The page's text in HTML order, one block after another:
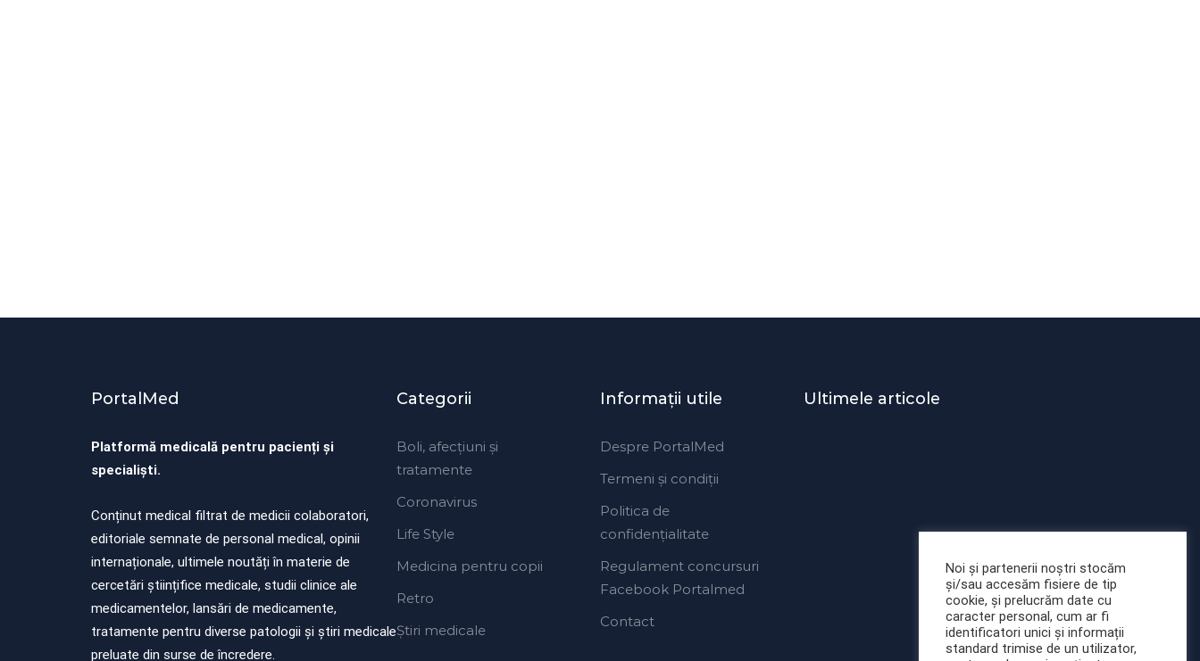
PortalMed
Platformă medicală pentru pacienți și
specialiști.
Conținut medical filtrat de medicii colaboratori,
editoriale semnate de personal medical, opinii
internaționale, ultimele noutăți în materie de
cercetări științifice medicale, studii clinice ale
medicamentelor, lansări de medicamente,
tratamente pentru diverse patologii și știri medicale
preluate din surse de încredere.
Categorii
Boli, afecțiuni și
tratamente
Coronavirus
Life Style
Medicina pentru copii
Retro
Ştiri medicale
Informaţii utile
Despre PortalMed
Termeni și condiții
Politica de
confidențialitate
Regulament concursuri
Facebook Portalmed
Contact
Ultimele articole
Modificări importante în
sănătate. Persoanele
de orice vârstă își vor
putea face gratuit
analize medicale şi
investigaţii
Noi și partenerii noștri stocăm
și/sau accesăm fisiere de tip
cookie, și prelucrăm date cu
caracter personal, cum ar fi
identificatori unici și informații
standard trimise de un utilizator,